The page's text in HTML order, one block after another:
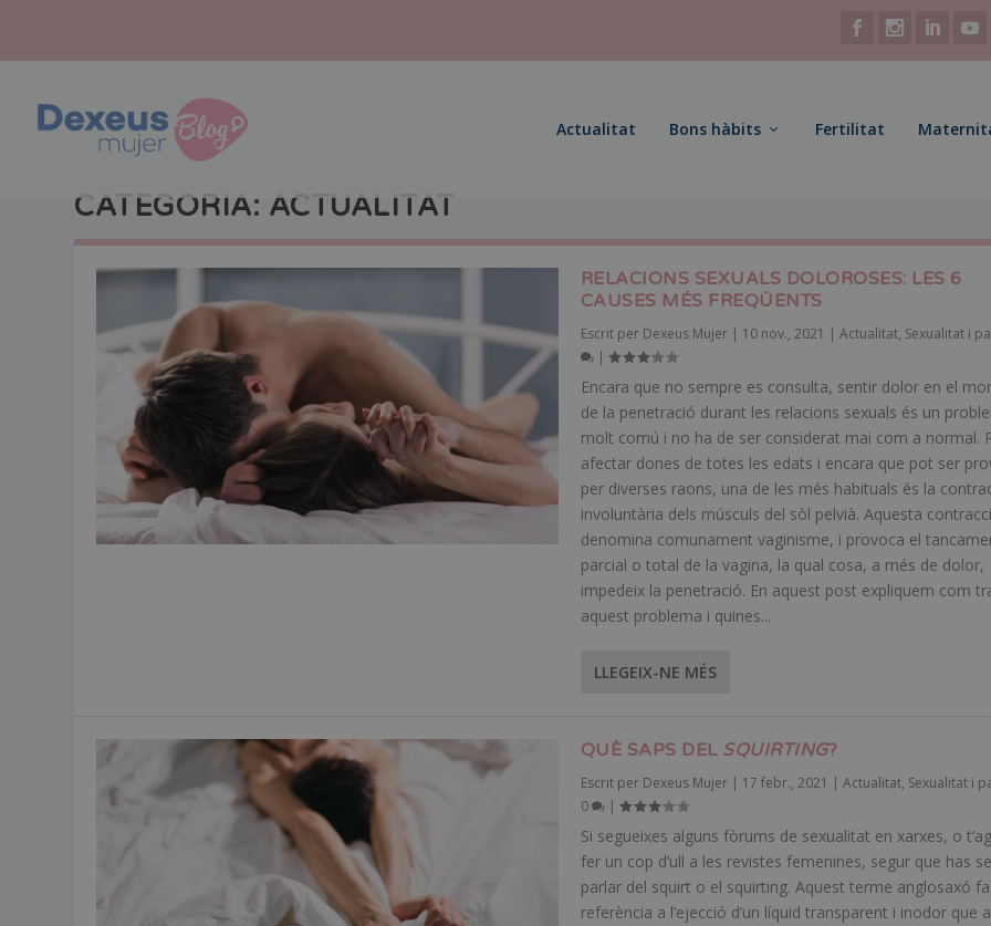
Actualitat Bons hàbits Fertilitat
CATEGORIA: ACTUALITAT
RELACIONS SEXUALS DOLOROSES: LES 6
CAUSES MÉS FREQÜENTS
Escrit per Dexeus Mujer| 10 nov., 2021 | Actualitat, Sexualitat i
|
Encara que no sempre es consulta, sentir dolor en el
de la penetració durant les relacions sexuals és un
molt comú i no ha de ser considerat mai com a normal.
afectar dones de totes les edats i encara que pot ser
per diverses raons, una de les més habituals és la
involuntària dels músculs del sòl pelvià. Aquesta
denomina comunament vaginisme, i provoca el
parcial o total de la vagina, la qual cosa, a més de dolor,
impedeix la penetració. En aquest post expliquem com
aquest problema i quines...
LLEGEIX-NE MÉS
QUÈ SAPS DEL SQUIRTING?
Escrit per Dexeus Mujer| 17 febr., 2021 | Actualitat, Sexualitat i
0
|
Si segueixes alguns fòrums de sexualitat en xarxes, o
fer un cop d’ull a les revistes femenines, segur que has
parlar del squirt o el squirting. Aquest terme anglosaxó fa
referència a l’ejecció d’un líquid transparent i inodor que